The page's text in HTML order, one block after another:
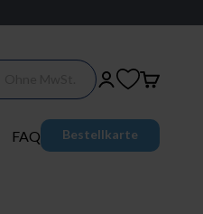
FAQ Bestellkarte
Login